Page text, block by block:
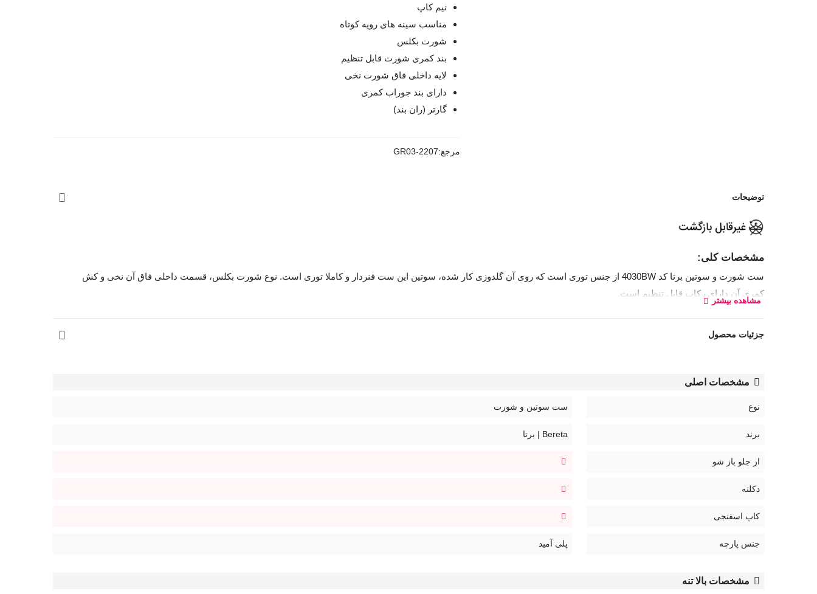
نیم کاپ
مناسب سینه های رویه کوتاه
شورت بکلس
بند کمری شورت قابل تنظیم
لایه داخلی فاق شورت نخی
دارای بند جوراب کمری
گارتر (ران بند)
مرجع:GR03-2207
توضیحات
مشخصات کلی:
ست شورت و سوتین برتا کد 4030BW از جنس توری است که روی آن گلدوزی کار شده، سوتین این ست فنردار و کاملا توری است. نوع شورت بکلس، قسمت داخلی فاق آن نخی و کش
کمری آن دارای رکاب قابل تنظیم است.
بند جوراب کمری به وسیله گیره‌های قابل تنظیم، باعث جلوگیری از سر خوردن جوراب می‌شود.
بند سوتین قابل تنظیم و غیر قابل جدا شدن
کد:
4030BW
مشاهده بیشتر
جزئیات محصول
مشخصات اصلی
نوع ست سوتین و شورت
برند Bereta | برتا
از جلو باز شو
دکلته
کاپ اسفنجی
جنس پارچه پلی آمید
مشخصات بالا تنه